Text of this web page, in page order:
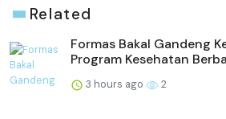
Related
Formas Bakal Gandeng
Program Kesehatan
3 hours ago 2